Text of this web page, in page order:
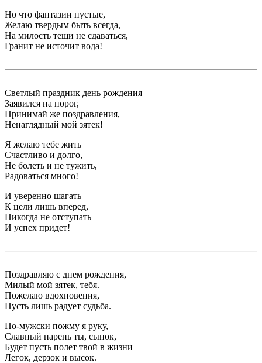
Но что фантазии пустые,
Желаю твердым быть всегда,
На милость тещи не сдаваться,
Гранит не источит вода!
Светлый праздник день рождения
Заявился на порог,
Принимай же поздравления,
Ненаглядный мой зятек!
Я желаю тебе жить
Счастливо и долго,
Не болеть и не тужить,
Радоваться много!
И уверенно шагать
К цели лишь вперед,
Никогда не отступать
И успех придет!
Поздравляю с днем рождения,
Милый мой зятек, тебя.
Пожелаю вдохновения,
Пусть лишь радует судьба.
По-мужски пожму я руку,
Славный парень ты, сынок,
Будет пусть полет твой в жизни
Легок, дерзок и высок.